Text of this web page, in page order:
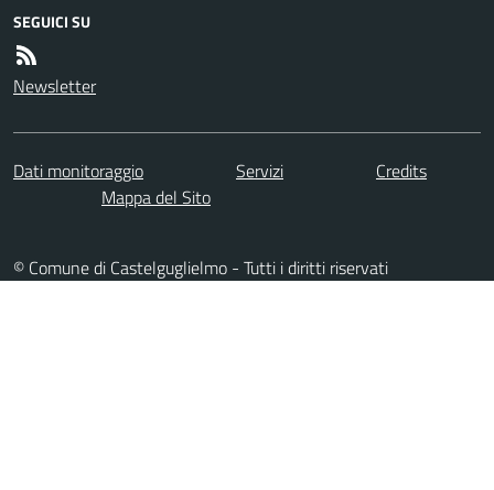
SEGUICI SU
Newsletter
Dati monitoraggio Servizi
Credits
Mappa del Sito
© Comune di Castelguglielmo - Tutti i diritti riservati